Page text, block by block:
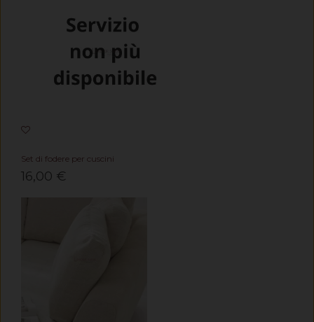
Set di fodere per cuscini
16,00 €